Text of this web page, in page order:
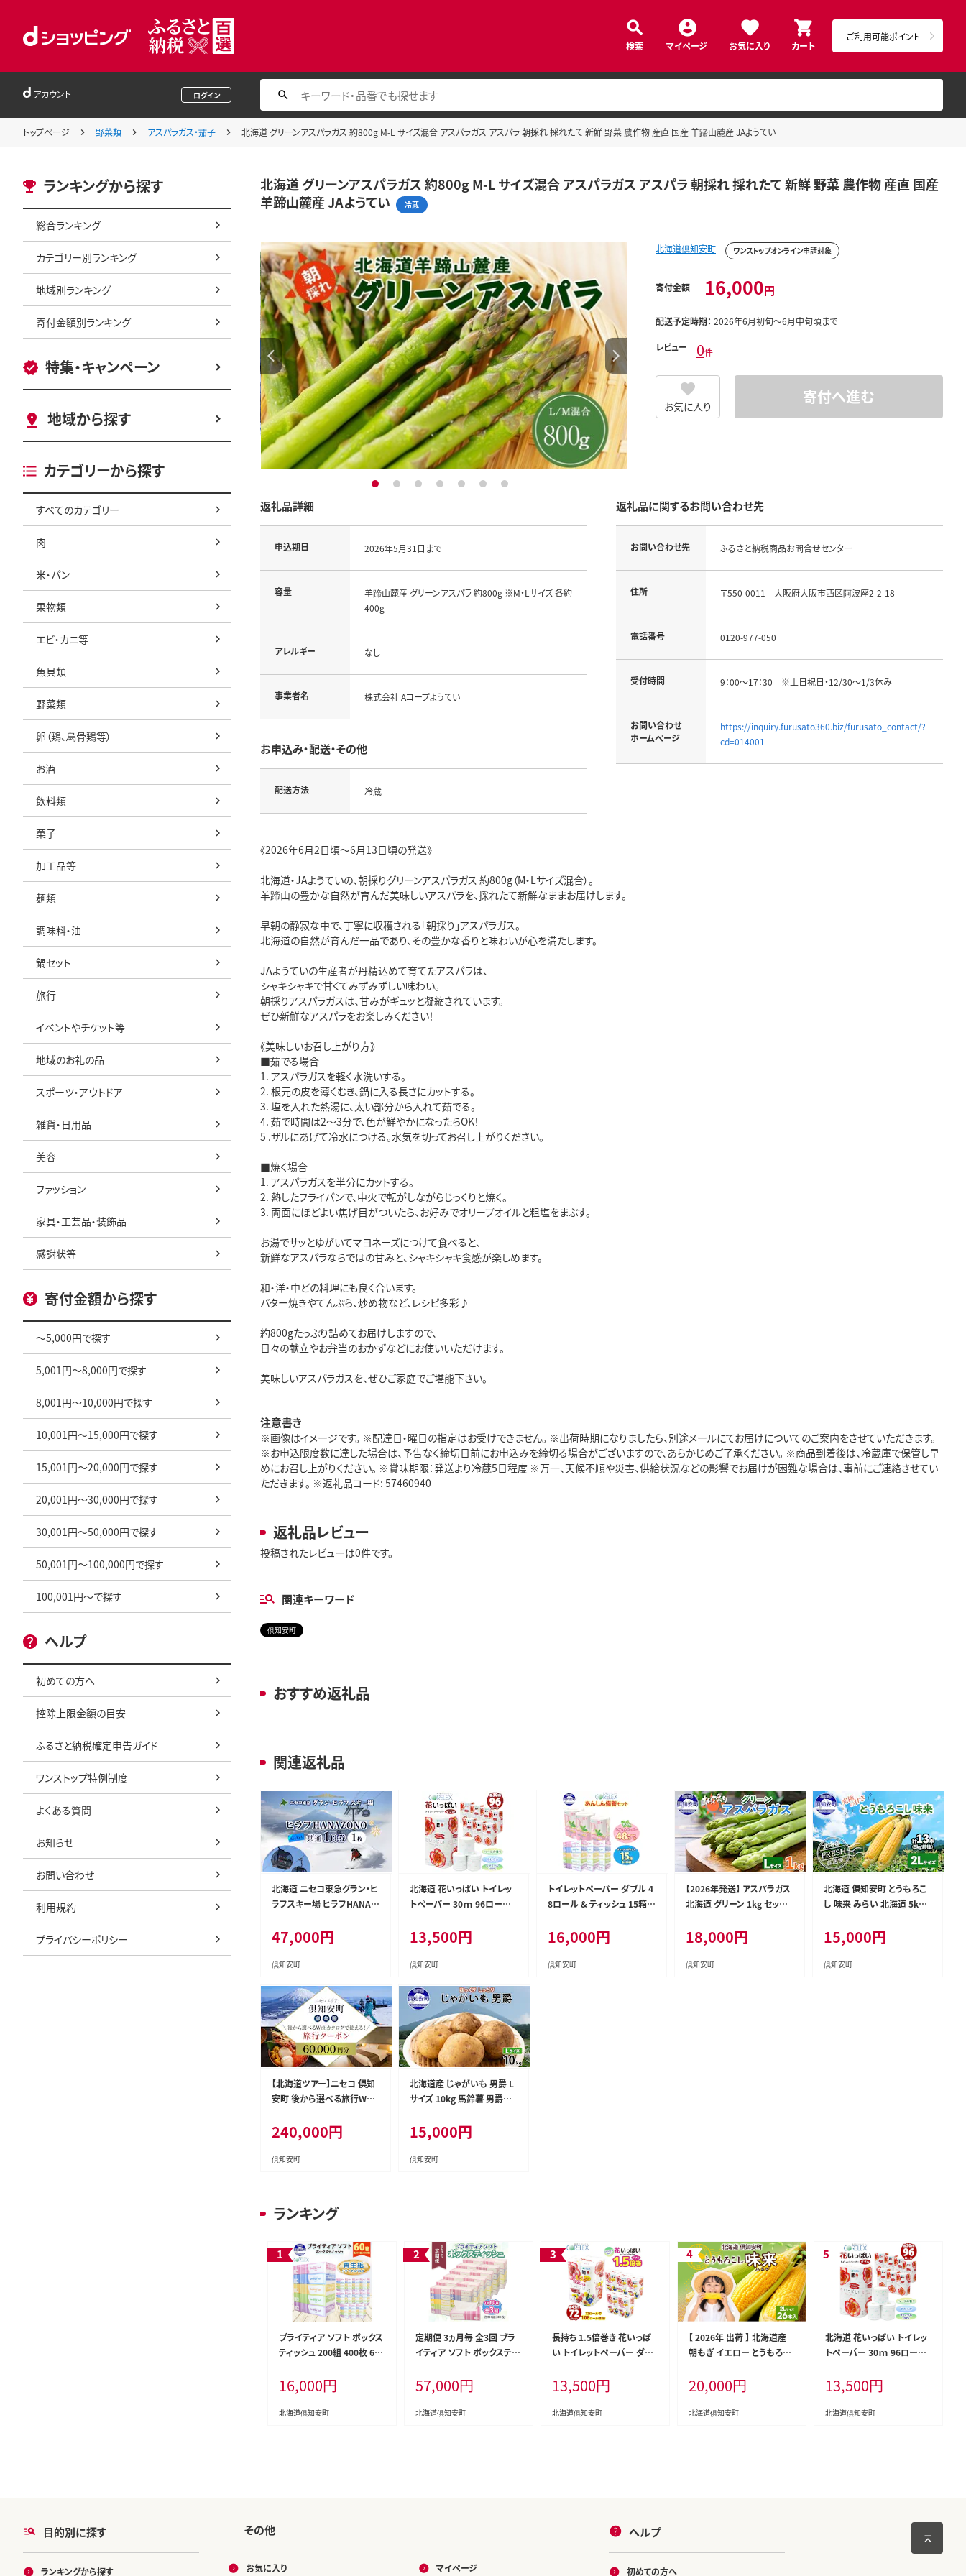
検索 マイページ お気に入り カート
ご利用可能ポイント
アカウント ログイン
トップページ 野菜類 アスパラガス・茄子 北海道 グリーンアスパラガス 約800g M-L サイズ混合 アスパラガス アスパラ 朝採れ 採れたて 新鮮 野菜 農作物 産直 国産 羊蹄山麓産 JAようてい
ランキングから探す
総合ランキング
カテゴリー別ランキング
地域別ランキング
寄付金額別ランキング
特集・キャンペーン
地域から探す
カテゴリーから探す
すべてのカテゴリー
肉
米・パン
果物類
エビ・カニ等
魚貝類
野菜類
卵（鶏、烏骨鶏等）
お酒
飲料類
菓子
加工品等
麺類
調味料・油
鍋セット
旅行
イベントやチケット等
地域のお礼の品
スポーツ・アウトドア
雑貨・日用品
美容
ファッション
家具・工芸品・装飾品
感謝状等
寄付金額から探す
～5,000円で探す
5,001円～8,000円で探す
8,001円～10,000円で探す
10,001円～15,000円で探す
15,001円～20,000円で探す
20,001円～30,000円で探す
30,001円～50,000円で探す
50,001円～100,000円で探す
100,001円～で探す
ヘルプ
初めての方へ
控除上限金額の目安
ふるさと納税確定申告ガイド
ワンストップ特例制度
よくある質問
お知らせ
お問い合わせ
利用規約
プライバシーポリシー
北海道 グリーンアスパラガス 約800g M-L サイズ混合 アスパラガス アスパラ 朝採れ 採れたて 新鮮 野菜 農作物 産直 国産
羊蹄山麓産 JAようてい
冷蔵
1 2 3 4 5 6 7
北海道倶知安町 ワンストップオンライン申請対象
寄付金額 16,000円
配送予定時期： 2026年6月初旬～6月中旬頃まで
レビュー 0件
お気に入り 寄付へ進む
返礼品詳細
申込期日 2026年5月31日まで
容量
羊蹄山麓産 グリーンアスパラ 約800g ※M・Lサイズ 各約
400g
アレルギー なし
事業者名 株式会社 Aコープようてい
お申込み・配送・その他
配送方法 冷蔵
返礼品に関するお問い合わせ先
お問い合わせ先 ふるさと納税商品お問合せセンター
住所 〒550-0011 大阪府大阪市西区阿波座2-2-18
電話番号 0120-977-050
受付時間 9：00～17：30 ※土日祝日・12/30～1/3休み
お問い合わせ
ホームページ
https://inquiry.furusato360.biz/furusato_contact/?
cd=014001
《2026年6月2日頃～6月13日頃の発送》
北海道・JAようていの、朝採りグリーンアスパラガス 約800g（M・Lサイズ混合）。
羊蹄山の豊かな自然が育んだ美味しいアスパラを、採れたて新鮮なままお届けします。
早朝の静寂な中で、丁寧に収穫される「朝採り」アスパラガス。
北海道の自然が育んだ一品であり、その豊かな香りと味わいが心を満たします。
JAようていの生産者が丹精込めて育てたアスパラは、
シャキシャキで甘くてみずみずしい味わい。
朝採りアスパラガスは、甘みがギュッと凝縮されています。
ぜひ新鮮なアスパラをお楽しみください！
《美味しいお召し上がり方》
■茹でる場合
1. アスパラガスを軽く水洗いする。
2. 根元の皮を薄くむき、鍋に入る長さにカットする。
3. 塩を入れた熱湯に、太い部分から入れて茹でる。
4. 茹で時間は2～3分で、色が鮮やかになったらOK！
5 .ザルにあげて冷水につける。水気を切ってお召し上がりください。
■焼く場合
1. アスパラガスを半分にカットする。
2. 熱したフライパンで、中火で転がしながらじっくりと焼く。
3. 両面にほどよい焦げ目がついたら、お好みでオリーブオイルと粗塩をまぶす。
お湯でサッとゆがいてマヨネーズにつけて食べると、
新鮮なアスパラならではの甘みと、シャキシャキ食感が楽しめます。
和・洋・中どの料理にも良く合います。
バター焼きやてんぷら、炒め物など、レシピ多彩♪
約800gたっぷり詰めてお届けしますので、
日々の献立やお弁当のおかずなどにお使いいただけます。
美味しいアスパラガスを、ぜひご家庭でご堪能下さい。
注意書き
※画像はイメージです。 ※配達日・曜日の指定はお受けできません。 ※出荷時期になりましたら、別途メールにてお届けについてのご案内をさせていただきます。
※お申込限度数に達した場合は、予告なく締切日前にお申込みを締切る場合がございますので、あらかじめご了承ください。 ※商品到着後は、冷蔵庫で保管し早
めにお召し上がりください。 ※賞味期限：発送より冷蔵5日程度 ※万一、天候不順や災害、供給状況などの影響でお届けが困難な場合は、事前にご連絡させてい
ただきます。 ※返礼品コード: 57460940
返礼品レビュー
投稿されたレビューは0件です。
関連キーワード
倶知安町
おすすめ返礼品
関連返礼品
北海道 ニセコ東急グラン・ヒ
ラフスキー場 ヒラフHANAZ
リフト券 スポーツ 羊蹄山 雪
パウダースノー ニセコ 倶知
安町 スキーチケット 体験チ
47,000円
倶知安町
北海道 花いっぱい トイレッ
トペーパー 30ｍ 96ロール
ハーブ 香り付き まとめ買い
防災 常備品 トイレ ペーパー
リサイクル 日用雑貨 消耗品
知安町 福祉用品 フェイシャ
ルティシュ
13,500円
倶知安町
トイレットペーパー ダブル 4
8ロール & ティッシュ 15箱
生活応援
16,000円
倶知安町
【2026年発送】 アスパラガス
北海道 グリーン 1kg セット
鮮 野菜 アスパラ ギフト gift
産地直送 産直 お取り寄せ 詰
め合わせ 送料無料
18,000円
倶知安町
北海道 倶知安町 とうもろこ
し 味来 みらい 北海道 5kg 2
び 旬 新鮮 野菜 トウモロコ
シ ギフト 産地直送 産直 お
取り寄せ 詰め合わせ 送料無
15,000円
倶知安町
【北海道ツアー】ニセコ 倶知
安町 後から選べる旅行Web
ポン（60,000円分） 旅行券
宿泊券 飲食券 体験サービス
券 温泉 お食事券 チケット ス
240,000円
倶知安町
北海道産 じゃがいも 男爵 L
サイズ 10kg 馬鈴薯 男爵い
ガイモ ポテト 芋 いも 旬 イ
モ 野菜 農作物 産地直送 産
直 常温 北海道 お取り寄せ
15,000円
倶知安町
ランキング
ブライティア ソフト ボックス
ティッシュ 200組 400枚 60
シュ リサイクル 長持 防災 常
備品 日用雑貨 消耗品 生活
必需品 備蓄 ペーパー 紙 北
16,000円
北海道倶知安町
定期便 3ヵ月毎 全3回 ブラ
イティア ソフト ボックスティ
本製 まとめ買い リサイクル
長持 防災 常備品 日用雑貨
消耗品 生活必需品 備蓄 ペ
57,000円
北海道倶知安町
長持ち 1.5倍巻き 花いっぱ
い トイレットペーパー ダブ
種 花柄 プリント ハーブ 香り
付き 日本製 まとめ買い 防災
常備品 ペーパー エコ 日用
13,500円
北海道倶知安町
【 2026年 出荷 】 北海道産
朝もぎ イエロー とうもろこ
本 約10kg 夏野菜 とうきび
新鮮 野菜 トウモロコシ 甘い
ギフト 産地直送 コーン 産直
20,000円
北海道倶知安町
北海道 花いっぱい トイレッ
トペーパー 30ｍ 96ロール
ハーブ 香り付き まとめ買い
防災 常備品 トイレ ペーパ
ー リサイクル 日用雑貨 消耗
13,500円
北海道倶知安町
目的別に探す
ランキングから探す
その他
お気に入り マイページ
ヘルプ
初めての方へ